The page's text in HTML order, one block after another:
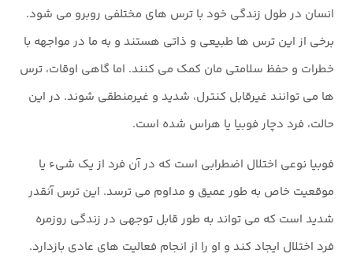
انسان در طول زندگی خود با ترس های مختلفی روبرو می شود.
برخی از این ترس ها طبیعی و ذاتی هستند و به ما در مواجهه با
خطرات و حفظ سلامتی مان کمک می کنند. اما گاهی اوقات، ترس
ها می توانند غیرقابل کنترل، شدید و غیرمنطقی شوند. در این
حالت، فرد دچار فوبیا یا هراس شده است.
فوبیا نوعی اختلال اضطرابی است که در آن فرد از یک شیء یا
موقعیت خاص به طور عمیق و مداوم می ترسد. این ترس آنقدر
شدید است که می تواند به طور قابل توجهی در زندگی روزمره
فرد اختلال ایجاد کند و او را از انجام فعالیت های عادی بازدارد.